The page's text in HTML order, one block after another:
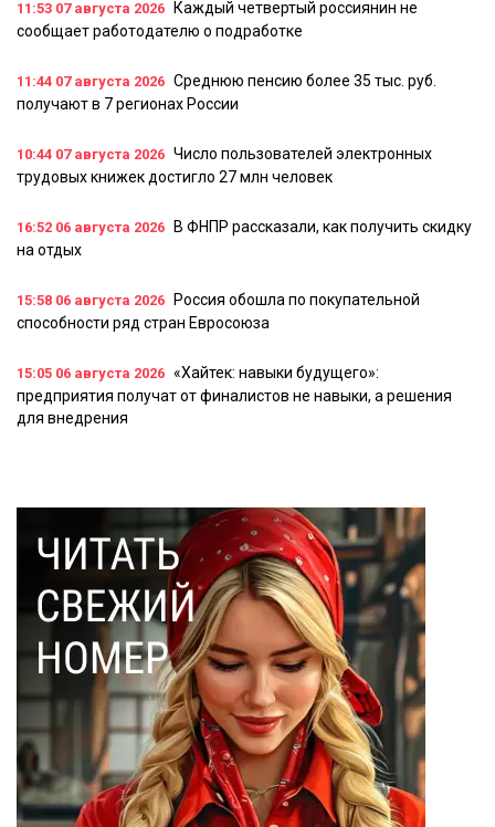
11:53 07 августа 2026
Каждый четвертый россиянин не
сообщает работодателю о подработке
11:44 07 августа 2026 Среднюю пенсию более 35 тыс. руб.
получают в 7 регионах России
10:44 07 августа 2026 Число пользователей электронных
трудовых книжек достигло 27 млн человек
16:52 06 августа 2026
В ФНПР рассказали, как получить скидку
на отдых
15:58 06 августа 2026
Россия обошла по покупательной
способности ряд стран Евросоюза
15:05 06 августа 2026 «Хайтек: навыки будущего»:
предприятия получат от финалистов не навыки, а решения
для внедрения